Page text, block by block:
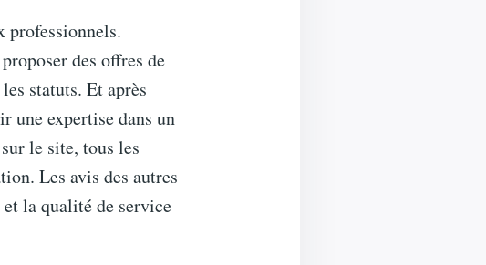
professionnels.
des offres de
statuts. Et après
une expertise dans un
le site, tous les
Les avis des autres
la qualité de service